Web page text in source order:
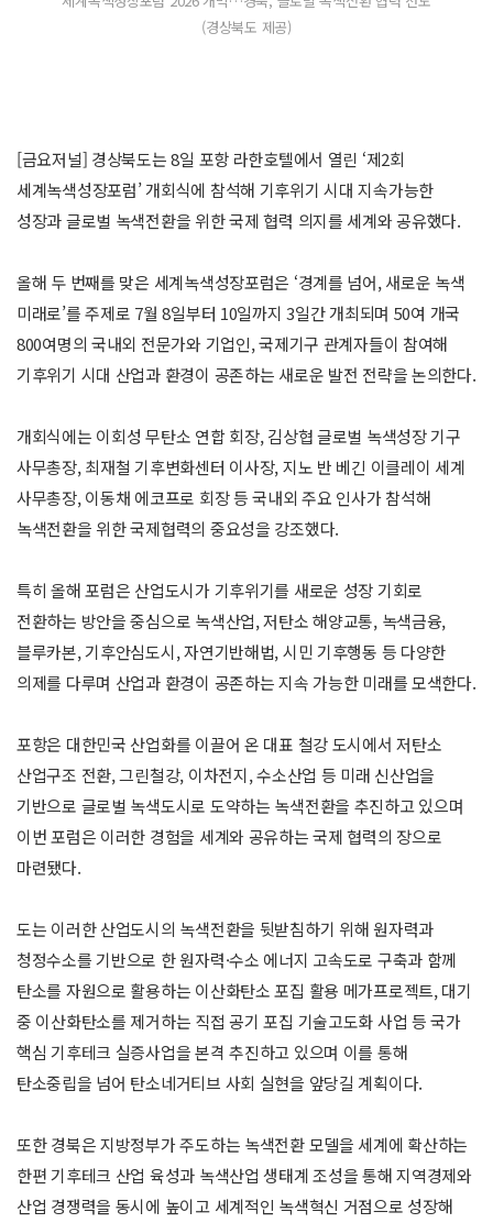
(경상북도 제공)
[금요저널] 경상북도는 8일 포항 라한호텔에서 열린 ‘제2회
세계녹색성장포럼’ 개회식에 참석해 기후위기 시대 지속가능한
성장과 글로벌 녹색전환을 위한 국제 협력 의지를 세계와 공유했다.
올해 두 번째를 맞은 세계녹색성장포럼은 ‘경계를 넘어, 새로운 녹색
미래로’를 주제로 7월 8일부터 10일까지 3일간 개최되며 50여 개국
800여명의 국내외 전문가와 기업인, 국제기구 관계자들이 참여해
기후위기 시대 산업과 환경이 공존하는 새로운 발전 전략을 논의한다.
개회식에는 이회성 무탄소 연합 회장, 김상협 글로벌 녹색성장 기구
사무총장, 최재철 기후변화센터 이사장, 지노 반 베긴 이클레이 세계
사무총장, 이동채 에코프로 회장 등 국내외 주요 인사가 참석해
녹색전환을 위한 국제협력의 중요성을 강조했다.
특히 올해 포럼은 산업도시가 기후위기를 새로운 성장 기회로
전환하는 방안을 중심으로 녹색산업, 저탄소 해양교통, 녹색금융,
블루카본, 기후안심도시, 자연기반해법, 시민 기후행동 등 다양한
의제를 다루며 산업과 환경이 공존하는 지속 가능한 미래를 모색한다.
포항은 대한민국 산업화를 이끌어 온 대표 철강 도시에서 저탄소
산업구조 전환, 그린철강, 이차전지, 수소산업 등 미래 신산업을
기반으로 글로벌 녹색도시로 도약하는 녹색전환을 추진하고 있으며
이번 포럼은 이러한 경험을 세계와 공유하는 국제 협력의 장으로
마련됐다.
도는 이러한 산업도시의 녹색전환을 뒷받침하기 위해 원자력과
청정수소를 기반으로 한 원자력·수소 에너지 고속도로 구축과 함께
탄소를 자원으로 활용하는 이산화탄소 포집 활용 메가프로젝트, 대기
중 이산화탄소를 제거하는 직접 공기 포집 기술고도화 사업 등 국가
핵심 기후테크 실증사업을 본격 추진하고 있으며 이를 통해
탄소중립을 넘어 탄소네거티브 사회 실현을 앞당길 계획이다.
또한 경북은 지방정부가 주도하는 녹색전환 모델을 세계에 확산하는
한편 기후테크 산업 육성과 녹색산업 생태계 조성을 통해 지역경제와
산업 경쟁력을 동시에 높이고 세계적인 녹색혁신 거점으로 성장해